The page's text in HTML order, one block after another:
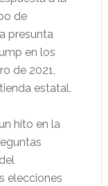
de
presunta
en los
de 2021,
estatal.
hito en la
elecciones